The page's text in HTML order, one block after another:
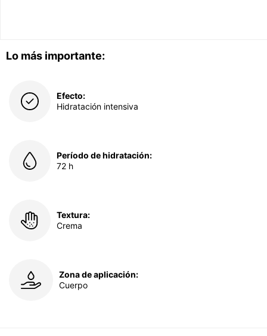
Lo más importante:
Efecto:
Hidratación intensiva
Período de hidratación:
72 h
Textura:
Crema
Zona de aplicación:
Cuerpo